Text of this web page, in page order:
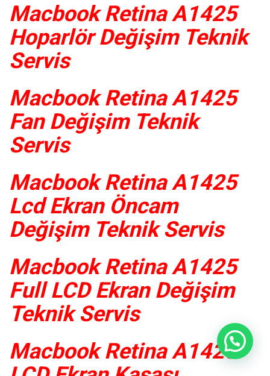
Macbook Retina A1425
Hoparlör Değişim Teknik
Servis
Macbook Retina A1425
Fan Değişim Teknik
Servis
Macbook Retina A1425
Lcd Ekran Öncam
Değişim Teknik Servis
Macbook Retina A1425
Full LCD Ekran Değişim
Teknik Servis
Macbook Retina A1425